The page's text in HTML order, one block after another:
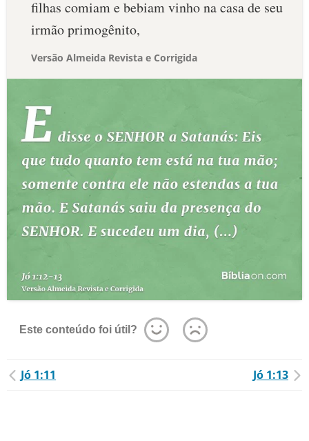
filhas comiam e bebiam vinho na casa de seu
irmão primogênito,
Versão Almeida Revista e Corrigida
Este conteúdo foi útil?
Jó 1:11 Jó 1:13